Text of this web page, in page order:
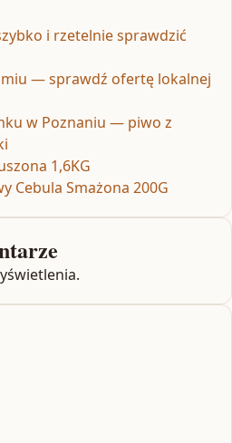
i rzetelnie sprawdzić
— sprawdź ofertę lokalnej
w Poznaniu — piwo z
1,6KG
Cebula Smażona 200G